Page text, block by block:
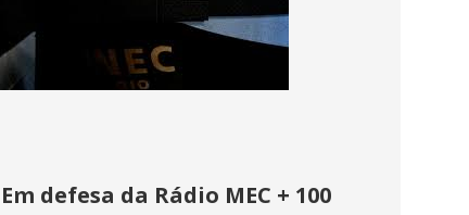
Em defesa da Rádio MEC + 100